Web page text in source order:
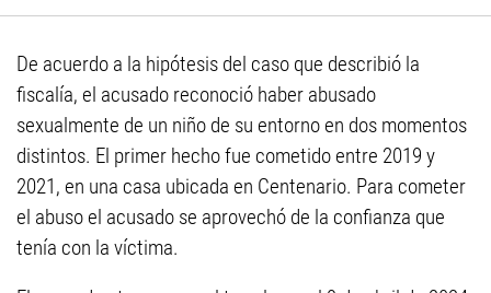
De acuerdo a la hipótesis del caso que describió la
fiscalía, el acusado reconoció haber abusado
sexualmente de un niño de su entorno en dos momentos
distintos. El primer hecho fue cometido entre 2019 y
2021, en una casa ubicada en Centenario. Para cometer
el abuso el acusado se aprovechó de la confianza que
tenía con la víctima.